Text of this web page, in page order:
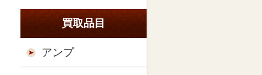
買取品目
アンプ